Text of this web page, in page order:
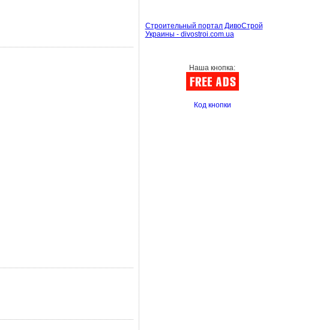
Строительный портал ДивоСтрой
Украины - divostroi.com.ua
Наша кнопка:
Код кнопки